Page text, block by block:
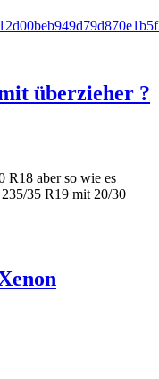
überzieher ?
R18 aber so wie es
35 R19 mit 20/30